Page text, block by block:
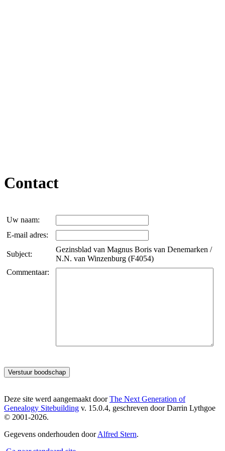
Contact
Uw naam:
E-mail adres:
Subject:
Gezinsblad van Magnus Boris van Denemarken /
N.N. van Winzenburg (F4054)
Commentaar:
Deze site werd aangemaakt doorThe Next Generation of
Genealogy Sitebuilding v. 15.0.4, geschreven door Darrin Lythgoe
© 2001-2026.
Gegevens onderhouden doorAlfred Stern.